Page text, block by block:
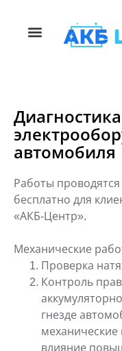
Диагностика
автомобиля
Работы
бесплатно для
«АКБ-Центр».
Механические
Проверка
Контроль
гнезде
влияние